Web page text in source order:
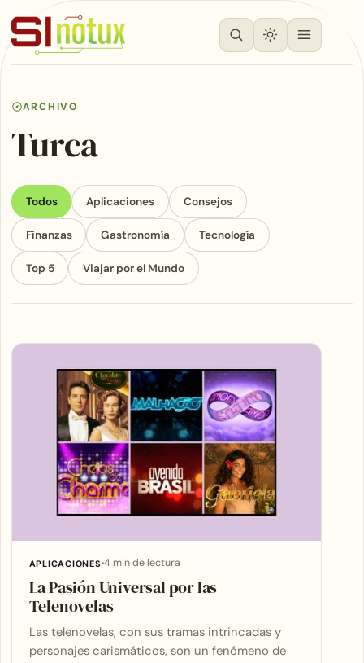
ARCHIVO
Turca
Todos Aplicaciones Consejos
Finanzas Gastronomía Tecnología
Top 5 Viajar por el Mundo
Articles
APLICACIONES 4 min de lectura
La Pasión Universal por las
Telenovelas
Las telenovelas, con sus tramas intrincadas y
personajes carismáticos, son un fenómeno de